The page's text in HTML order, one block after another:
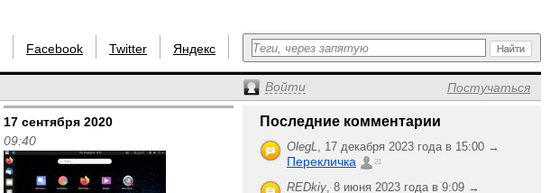
Facebook Twitter Яндекс
Войти Постучаться
17 сентября 2020
09:40
Последние комментарии
OlegL, 17 декабря 2023 года в 15:00 →
Перекличка 21
REDkiy, 8 июня 2023 года в 9:09 →